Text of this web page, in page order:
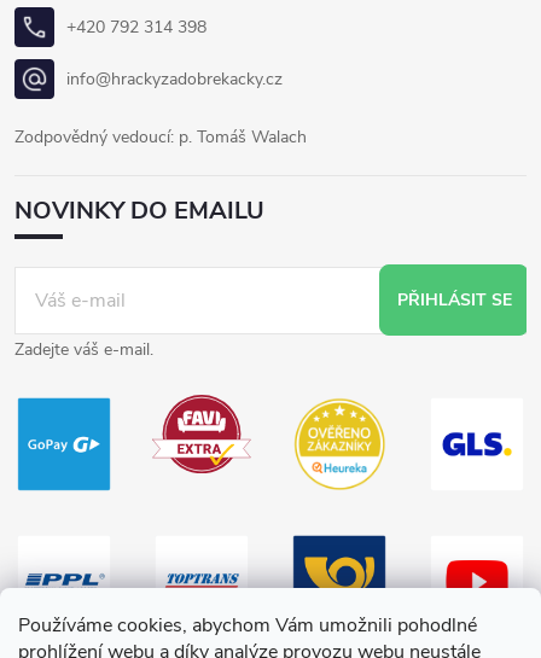
Používáme cookies, abychom Vám umožnili pohodlné
prohlížení webu a díky analýze provozu webu neustále
+420 792 314 398
info@hrackyzadobrekacky.cz
Zodpovědný vedoucí: p. Tomáš Walach
NOVINKY DO EMAILU
PŘIHLÁSIT SE
Zadejte váš e-mail.